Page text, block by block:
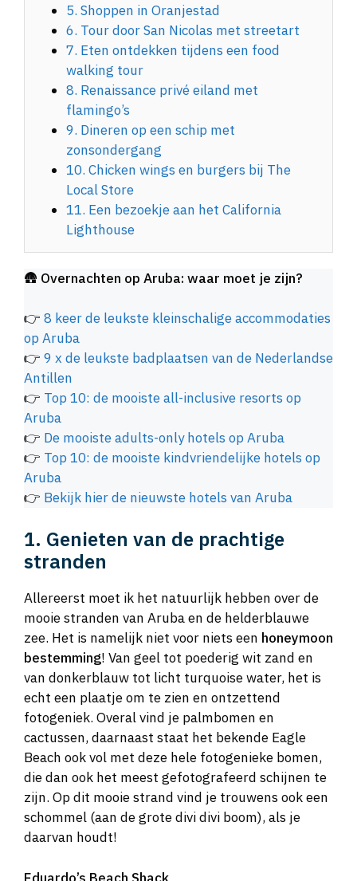
5. Shoppen in Oranjestad
6. Tour door San Nicolas met streetart
7. Eten ontdekken tijdens een food
walking tour
8. Renaissance privé eiland met
flamingo’s
9. Dineren op een schip met
zonsondergang
10. Chicken wings en burgers bij The
Local Store
11. Een bezoekje aan het California
Lighthouse
🛖 Overnachten op Aruba: waar moet je zijn?
👉 8 keer de leukste kleinschalige accommodaties
op Aruba
👉 9 x de leukste badplaatsen van de Nederlandse
Antillen
👉 Top 10: de mooiste all-inclusive resorts op
Aruba
👉 De mooiste adults-only hotels op Aruba
👉 Top 10: de mooiste kindvriendelijke hotels op
Aruba
👉 Bekijk hier de nieuwste hotels van Aruba
1. Genieten van de prachtige
stranden
Allereerst moet ik het natuurlijk hebben over de
mooie stranden van Aruba en de helderblauwe
zee. Het is namelijk niet voor niets een honeymoon
bestemming! Van geel tot poederig wit zand en
van donkerblauw tot licht turquoise water, het is
echt een plaatje om te zien en ontzettend
fotogeniek. Overal vind je palmbomen en
cactussen, daarnaast staat het bekende Eagle
Beach ook vol met deze hele fotogenieke bomen,
die dan ook het meest gefotografeerd schijnen te
zijn. Op dit mooie strand vind je trouwens ook een
schommel (aan de grote divi divi boom), als je
daarvan houdt!